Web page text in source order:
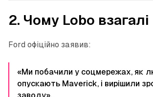
2. Чому Lobo взагалі
Ford офіційно заявив:
«Ми побачили у соцмережах, як
опускають Maverick, і вирішили